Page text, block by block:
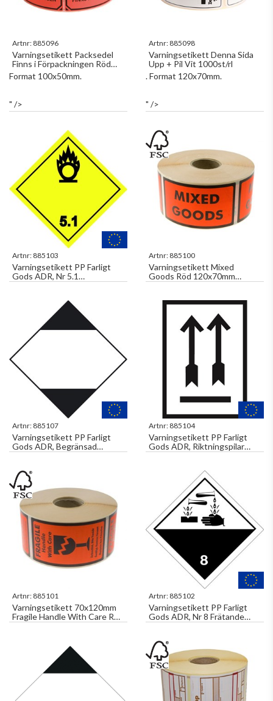
Artnr: 885096
Varningsetikett Packsedel
Finns i Förpackningen Röd
1000st/rl
Format 100x50mm.
" />
Artnr: 885098
Varningsetikett Denna Sida
Upp + Pil Vit 1000st/rl
. Format 120x70mm.
" />
Artnr: 885103
Varningsetikett PP Farligt
Gods ADR, Nr 5.1
Oxiderande Ämne 500st/rl
Artnr: 885100
Varningsetikett Mixed
Goods Röd 120x70mm
1000st/rl
Artnr: 885107
Varningsetikett PP Farligt
Gods ADR, Begränsad
Mängd 500st/rl
Artnr: 885104
Varningsetikett PP Farligt
Gods ADR, Riktningspilar
500st/rl
Artnr: 885101
Varningsetikett 70x120mm
Fragile Handle With Care Röd
1000st/rl
Artnr: 885102
Varningsetikett PP Farligt
Gods ADR, Nr 8 Frätande
Ämne 500st/rl